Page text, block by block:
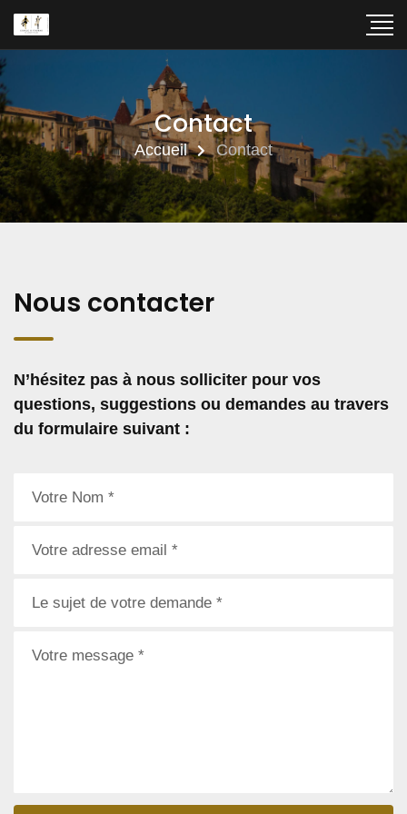
Contact
Accueil Contact
Nous contacter
N’hésitez pas à nous solliciter pour vos
questions, suggestions ou demandes au travers
du formulaire suivant :